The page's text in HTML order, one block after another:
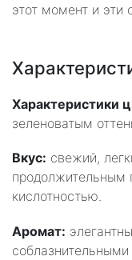
этот момент и эти
Характеристики
зеленоватым
Вкус: свежий,
продолжительным
кислотностью.
Аромат: